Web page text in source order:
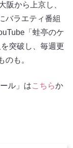
阪から上京し、
バラエティ番組
「蛙亭のケ
突破し、毎週更
のも。
ル」はこちらか